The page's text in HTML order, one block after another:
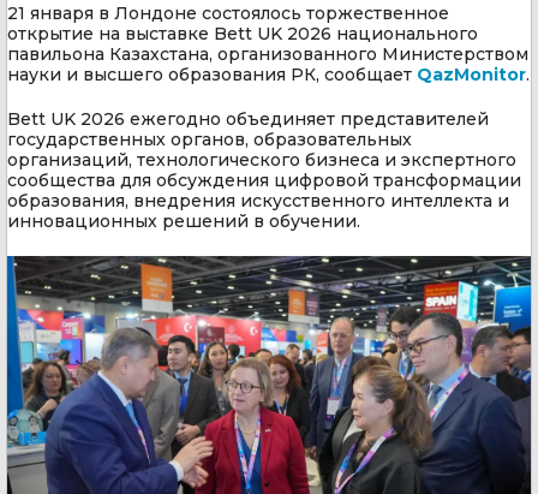
21 января в Лондоне состоялось торжественное
открытие на выставке Bett UK 2026 национального
павильона Казахстана, организованного Министерством
науки и высшего образования РК, сообщает QazMonitor.
Bett UK 2026 ежегодно объединяет представителей
государственных органов, образовательных
организаций, технологического бизнеса и экспертного
сообщества для обсуждения цифровой трансформации
образования, внедрения искусственного интеллекта и
инновационных решений в обучении.